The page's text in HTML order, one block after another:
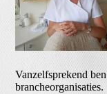
Vanzelfsprekend
brancheorganisaties.